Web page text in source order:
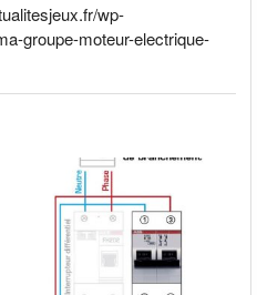
wp-
groupe-moteur-electrique-